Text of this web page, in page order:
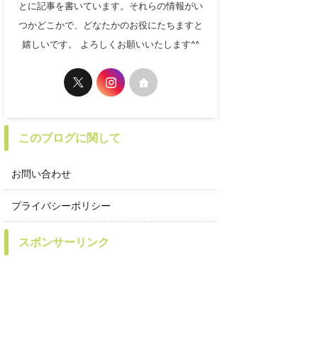
とに記事を書いています。それらの情報がい
つかどこかで、どなたかのお役にたちますと
嬉しいです。 よろしくお願いいたします^^
このブログに関して
お問い合わせ
プライバシーポリシー
スポンサーリンク